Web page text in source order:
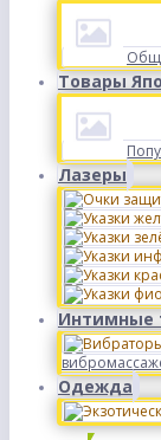
Товары
Лазеры
Интимные
Одежда